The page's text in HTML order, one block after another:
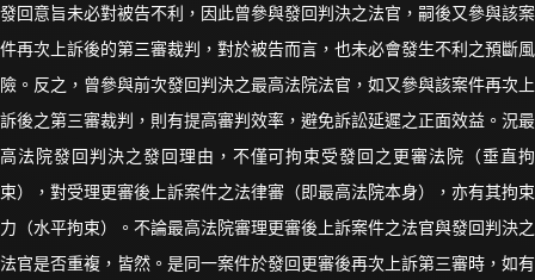
發回意旨未必對被告不利，因此曾參與發回判決之法官，嗣後又參與該案
件再次上訴後的第三審裁判，對於被告而言，也未必會發生不利之預斷風
險。反之，曾參與前次發回判決之最高法院法官，如又參與該案件再次上
訴後之第三審裁判，則有提高審判效率，避免訴訟延遲之正面效益。況最
高法院發回判決之發回理由，不僅可拘束受發回之更審法院（垂直拘
束），對受理更審後上訴案件之法律審（即最高法院本身），亦有其拘束
力（水平拘束）。不論最高法院審理更審後上訴案件之法官與發回判決之
法官是否重複，皆然。是同一案件於發回更審後再次上訴第三審時，如有